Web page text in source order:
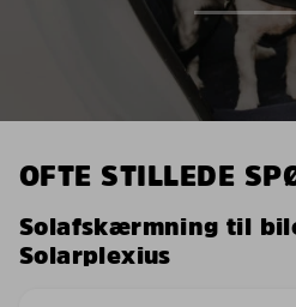
OFTE STILLEDE
Solafskærmning til
Solarplexius